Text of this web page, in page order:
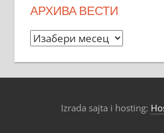
АРХИВА ВЕСТИ
Архива
Izrada sajta i hosting: